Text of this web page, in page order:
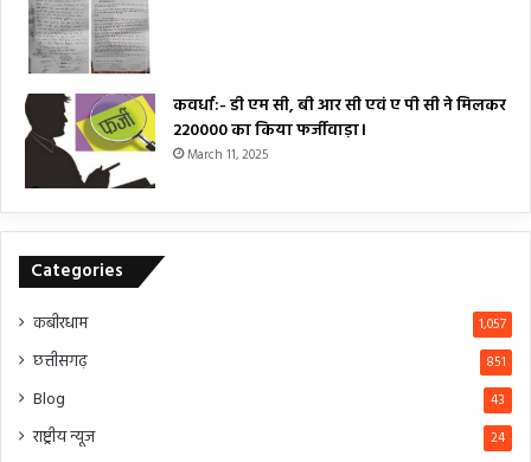
कवर्धा:- डी एम सी, बी आर सी एवं ए पी सी ने मिलकर
₹220000 का किया फर्जीवाड़ा।
March 11, 2025
Categories
कबीरधाम 1,057
छत्तीसगढ़ 851
Blog 43
राष्ट्रीय न्यूज 24